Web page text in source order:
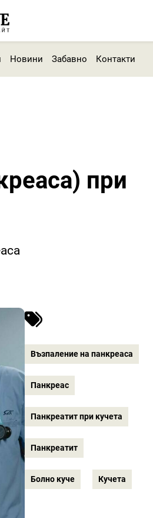
Новини Забавно Контакти
при
Възпаление на панкреаса
Панкреас
Панкреатит при кучета
Панкреатит
Болно куче Кучета